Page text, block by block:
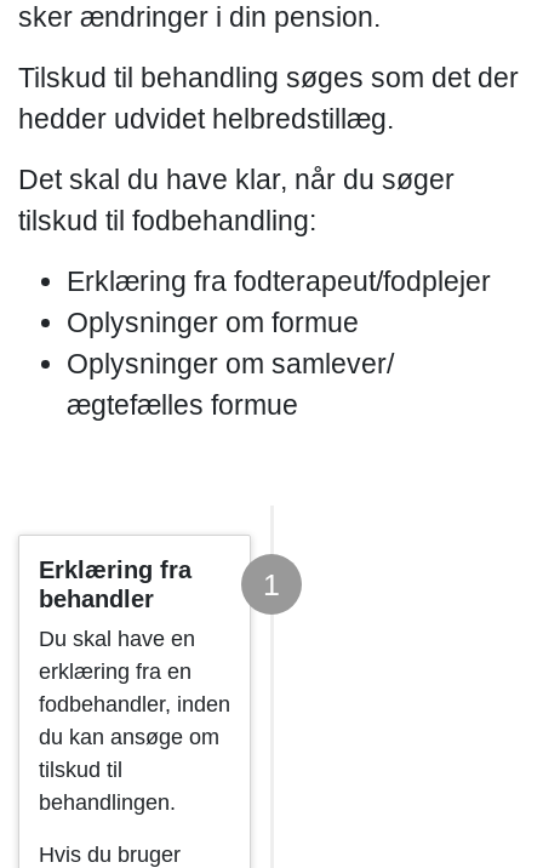
sker ændringer i din pension.
Tilskud til behandling søges som det der
hedder udvidet helbredstillæg.
Det skal du have klar, når du søger
tilskud til fodbehandling:
Erklæring fra fodterapeut/fodplejer
Oplysninger om formue
Oplysninger om samlever/
ægtefælles formue
1
Erklæring fra
behandler
Du skal have en
erklæring fra en
fodbehandler, inden
du kan ansøge om
tilskud til
behandlingen.
Hvis du bruger